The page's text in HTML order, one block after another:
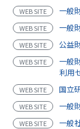
WEB SITE 一般
WEB SITE 一般
WEB SITE 公益
WEB SITE
一般
利用
WEB SITE 国立
WEB SITE 一般
WEB SITE 一般